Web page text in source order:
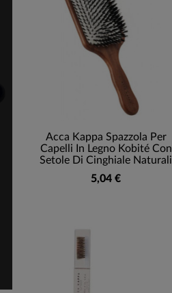
Acca Kappa Spazzola Per
Capelli In Legno Kobité Con
Setole Di Cinghiale Naturali
5,04 €